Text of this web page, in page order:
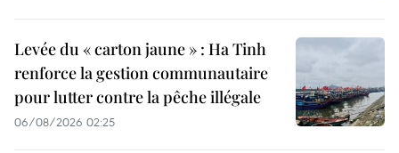
Levée du « carton jaune » : Ha Tinh
renforce la gestion communautaire
pour lutter contre la pêche illégale
06/08/2026 02:25